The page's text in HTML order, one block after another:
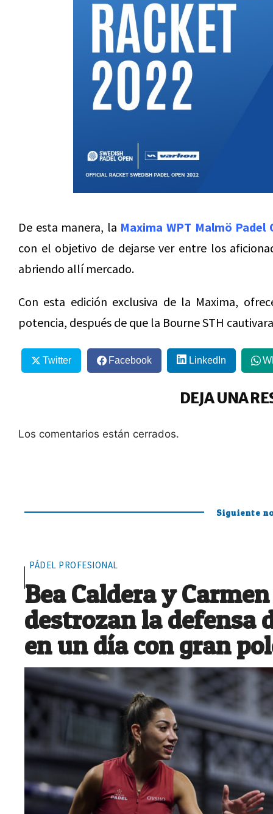
De esta manera, la Maxima WPT Malmö Padel
con el objetivo de dejarse ver entre los
abriendo allí mercado.
Con esta edición exclusiva de la Maxima,
potencia, después de que la Bourne STH
Twitter Facebook LinkedIn
DEJA UNA
Los comentarios están cerrados.
Siguiente
PÁDEL PROFESIONAL
Bea Caldera y
destrozan la defensa
en un día con gran